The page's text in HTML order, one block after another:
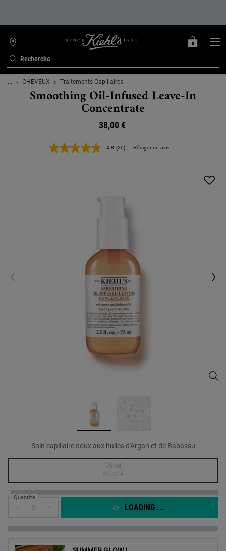
Recherche
TROUVER
UNE
BOUTIQUE
MON
0
0 PRODUIT
Contenu principal
... CHEVEUX Traitements Capillaires
Smoothing Oil-Infused Leave-In
Concentrate
38,00 €
4.8 Lire
même
(20) Rédiger un avis
Soin capillaire doux aux huiles d'Argan et de Babassu
Selected
The product variation is out of stock,
75 ml
38,00 €
, 1 of 1
Quantité
LOADING ...